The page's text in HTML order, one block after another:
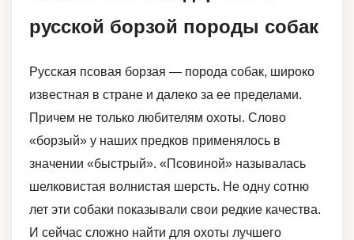
русской борзой породы собак
Русская псовая борзая — порода собак, широко
известная в стране и далеко за ее пределами.
Причем не только любителям охоты. Слово
«борзый» у наших предков применялось в
значении «быстрый». «Псовиной» называлась
шелковистая волнистая шерсть. Не одну сотню
лет эти собаки показывали свои редкие качества.
И сейчас сложно найти для охоты лучшего